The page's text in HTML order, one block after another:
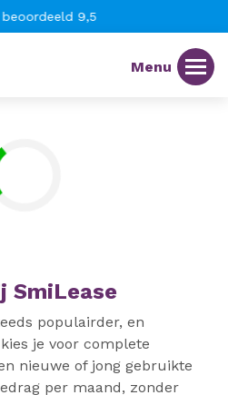
9,5
SmiLease
populairder, en
je voor complete
nieuwe of jong gebruikte
per maand, zonder